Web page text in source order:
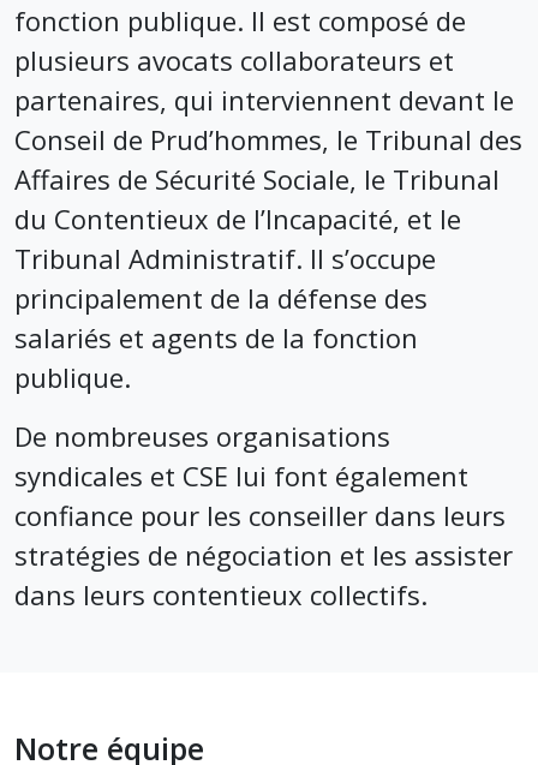
fonction publique. Il est composé de
plusieurs avocats collaborateurs et
partenaires, qui interviennent devant le
Conseil de Prud’hommes, le Tribunal des
Affaires de Sécurité Sociale, le Tribunal
du Contentieux de l’Incapacité, et le
Tribunal Administratif. Il s’occupe
principalement de la défense des
salariés et agents de la fonction
publique.
De nombreuses organisations
syndicales et CSE lui font également
confiance pour les conseiller dans leurs
stratégies de négociation et les assister
dans leurs contentieux collectifs.
Notre équipe